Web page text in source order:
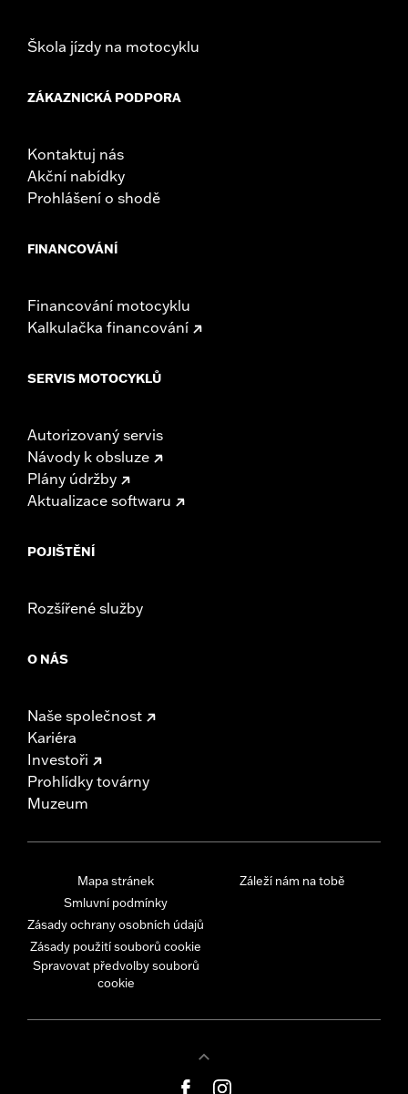
Škola jízdy na motocyklu
ZÁKAZNICKÁ PODPORA
Kontaktuj nás
Akční nabídky
Prohlášení o shodě
FINANCOVÁNÍ
Financování motocyklu
Kalkulačka financování
SERVIS MOTOCYKLŮ
Autorizovaný servis
Návody k obsluze
Plány údržby
Aktualizace softwaru
POJIŠTĚNÍ
Rozšířené služby
O NÁS
Naše společnost
Kariéra
Investoři
Prohlídky továrny
Muzeum
Mapa stránek
Smluvní podmínky
Zásady ochrany osobních údajů
Zásady použití souborů cookie
Spravovat předvolby souborů
cookie
Záleží nám na tobě